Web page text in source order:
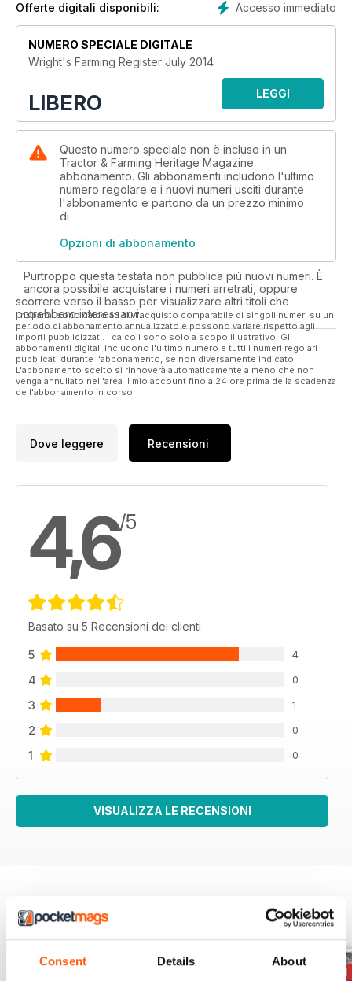
Consent Details About
Give trees a chance
Police seize tractor on M6
Are woodlands a leafy goldmine?
Energy and Technology
Watch pigs on the web
Portable electrified gate system
Don't dismiss power of onshore wind energy
New range of Landini tractors
Sport and Hobbies
What happens when all the shooting stops?
Shows signal start of summer
Accesso immediato
Offerte digitali disponibili:
NUMERO SPECIALE DIGITALE
Wright's Farming Register July 2014
LIBERO LEGGI
Questo numero speciale non è incluso in un
Tractor & Farming Heritage Magazine
abbonamento. Gli abbonamenti includono l'ultimo
numero regolare e i nuovi numeri usciti durante
l'abbonamento e partono da un prezzo minimo
di
Opzioni di abbonamento
Purtroppo questa testata non pubblica più nuovi numeri. È
ancora possibile acquistare i numeri arretrati, oppure
scorrere verso il basso per visualizzare altri titoli che
potrebbero interessarvi.
I risparmi sono calcolati sull'acquisto comparabile di singoli numeri su un
periodo di abbonamento annualizzato e possono variare rispetto agli
importi pubblicizzati. I calcoli sono solo a scopo illustrativo. Gli
abbonamenti digitali includono l'ultimo numero e tutti i numeri regolari
pubblicati durante l'abbonamento, se non diversamente indicato.
L'abbonamento scelto si rinnoverà automaticamente a meno che non
venga annullato nell'area Il mio account fino a 24 ore prima della scadenza
dell'abbonamento in corso.
Dove leggere Recensioni
4,6/5
Basato su 5 Recensioni dei clienti
5 4
4 0
3 1
2 0
1 0
VISUALIZZA LE RECENSIONI
EDIZIONI INDIETRO Visualizza tutti